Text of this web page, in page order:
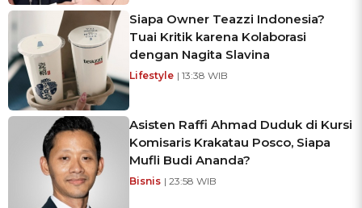
Siapa Owner Teazzi Indonesia?
Tuai Kritik karena Kolaborasi
dengan Nagita Slavina
Lifestyle | 13:38 WIB
Asisten Raffi Ahmad Duduk di Kursi
Komisaris Krakatau Posco, Siapa
Mufli Budi Ananda?
Bisnis | 23:58 WIB